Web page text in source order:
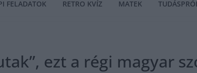
FELADATOK RETRO KVÍZ MATEK
ezt a régi magyar